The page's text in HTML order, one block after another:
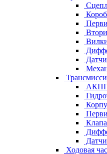
АКПП
Ходовая